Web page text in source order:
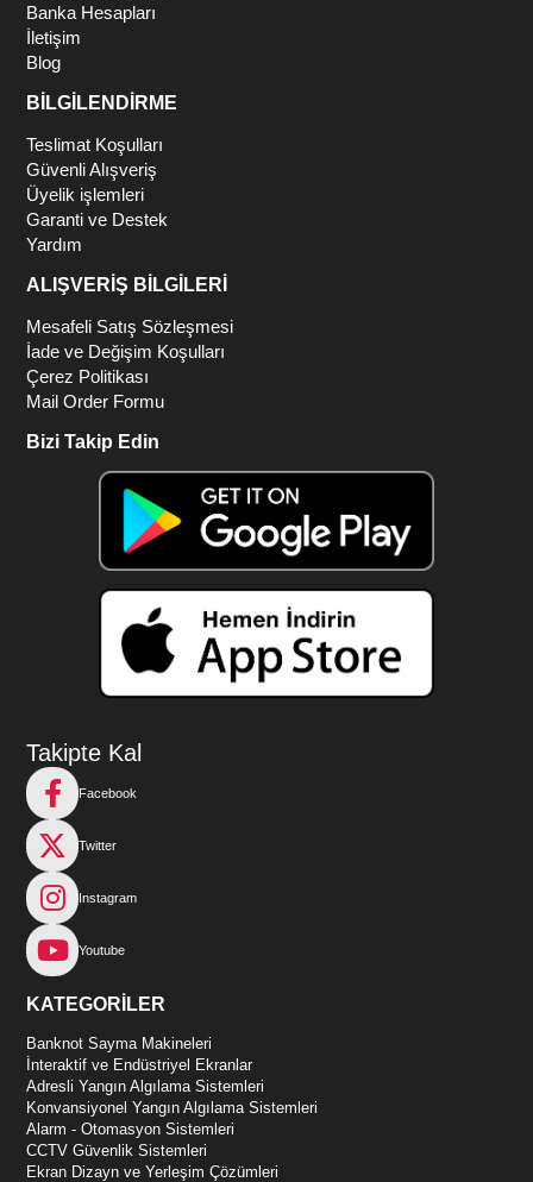
Banka Hesapları
İletişim
Blog
BİLGİLENDİRME
Teslimat Koşulları
Güvenli Alışveriş
Üyelik işlemleri
Garanti ve Destek
Yardım
ALIŞVERİŞ BİLGİLERİ
Mesafeli Satış Sözleşmesi
İade ve Değişim Koşulları
Çerez Politikası
Mail Order Formu
Bizi Takip Edin
Takipte Kal
Facebook
Twitter
Instagram
Youtube
KATEGORİLER
Banknot Sayma Makineleri
İnteraktif ve Endüstriyel Ekranlar
Adresli Yangın Algılama Sistemleri
Konvansiyonel Yangın Algılama Sistemleri
Alarm - Otomasyon Sistemleri
CCTV Güvenlik Sistemleri
Ekran Dizayn ve Yerleşim Çözümleri